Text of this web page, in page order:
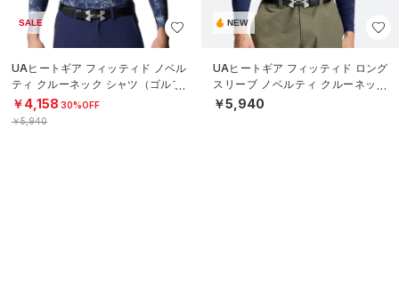
SALE
UAヒートギア フィッティド ノベル
ティ クルーネック シャツ（ゴルフ/
MEN）
￥4,158 30%OFF
￥5,940
NEW
UAヒートギア フィッティド ロング
スリーブ ノベルティ クルーネック
シャツ（ゴルフ/MEN）
￥5,940